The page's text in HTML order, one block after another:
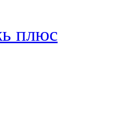
плюс